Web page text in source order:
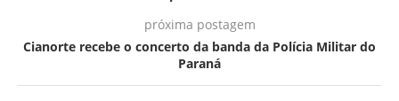
próxima postagem
Cianorte recebe o concerto da banda da Polícia Militar do
Paraná